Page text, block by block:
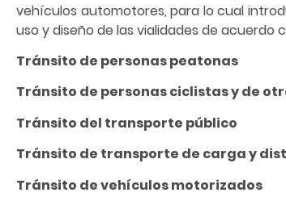
vehículos automotores, para lo cual
uso y diseño de las vialidades de acuerdo
Tránsito de personas peatonas
Tránsito de personas ciclistas y de
Tránsito del transporte público
Tránsito de transporte de carga y
Tránsito de vehículos motorizados